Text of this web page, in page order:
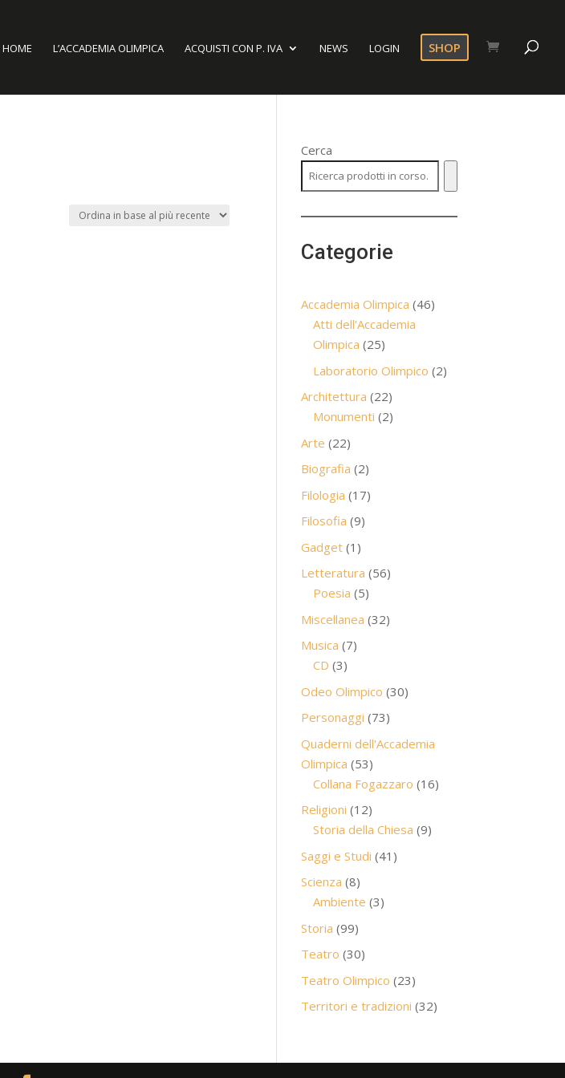
HOME L’ACCADEMIA OLIMPICA ACQUISTI CON P. IVA NEWS LOGIN SHOP
Cerca
Categorie
Accademia Olimpica 4646
Atti dell'Accademia
Olimpica 2525
prodotti
Laboratorio Olimpico 22
Architettura 2222
prodotti
Monumenti 22
Arte 2222
prodotti
Biografia 22
prodotti
Filologia 1717
Filosofia 99
Gadget 1 1
prodotto
Letteratura 5656
Poesia 55
prodotti
Miscellanea 3232
Musica 77
CD 33
prodotti
Odeo Olimpico 3030
Personaggi 7373
prodotti
Quaderni dell'Accademia
Olimpica 5353
prodotti
Collana Fogazzaro 1616
Religioni 1212
prodotti
Storia della Chiesa 99
Saggi e Studi 41 41
Scienza 88
prodotti
Ambiente 33
Storia 9999
prodotti
Teatro 3030
prodotti
Teatro Olimpico 2323
prodotti
Territori e tradizioni 3232